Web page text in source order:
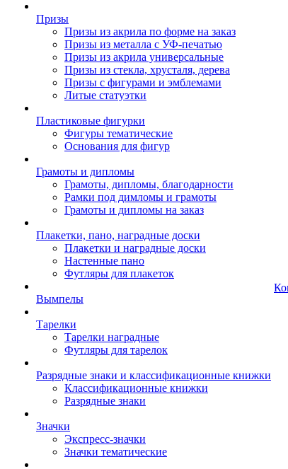
Призы
Призы из акрила по форме на заказ
Призы из металла с УФ-печатью
Призы из акрила универсальные
Призы из стекла, хрусталя, дерева
Призы с фигурами и эмблемами
Литые статуэтки
Пластиковые фигурки
Фигуры тематические
Основания для фигур
Грамоты и дипломы
Грамоты, дипломы, благодарности
Рамки под димломы и грамоты
Грамоты и дипломы на заказ
Плакетки, пано, наградные доски
Плакетки и наградные доски
Настенные пано
Футляры для плакеток
Вымпелы
Тарелки
Тарелки наградные
Футляры для тарелок
Разрядные знаки и классификационные книжки
Классификационные книжки
Разрядные знаки
Значки
Экспресс-значки
Значки тематические